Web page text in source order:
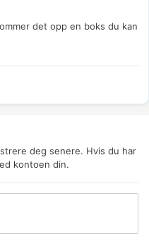
det opp en boks du kan
deg senere. Hvis du har
kontoen din.